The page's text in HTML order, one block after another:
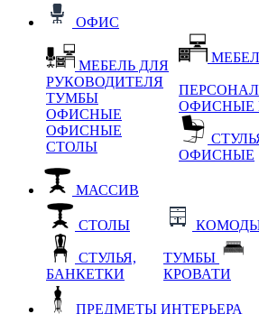
ОФИС
МЕБЕЛЬ ДЛЯ
РУКОВОДИТЕЛЯ
ТУМБЫ
ОФИСНЫЕ
ОФИСНЫЕ
СТОЛЫ
ОФИСНЫЕ
ОФИСНЫЕ
МАССИВ
СТОЛЫ
СТУЛЬЯ,
БАНКЕТКИ
ТУМБЫ
КРОВАТИ
ПРЕДМЕТЫ ИНТЕРЬЕРА